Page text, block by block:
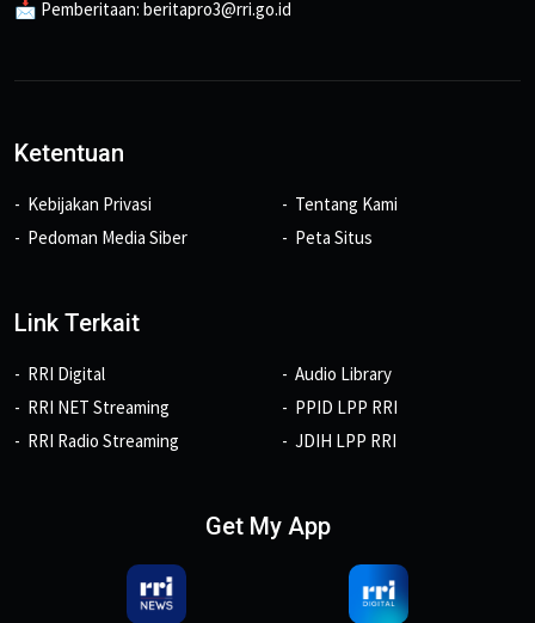
📩 Pemberitaan: beritapro3@rri.go.id
Ketentuan
Kebijakan Privasi
Pedoman Media Siber
Tentang Kami
Peta Situs
Link Terkait
RRI Digital
RRI NET Streaming
RRI Radio Streaming
Audio Library
PPID LPP RRI
JDIH LPP RRI
Get My App